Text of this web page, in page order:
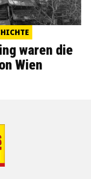
waren die
Wien